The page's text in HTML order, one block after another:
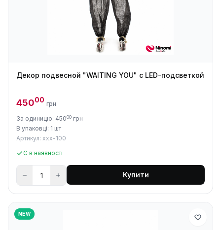
Декор подвесной "WAITING YOU" с LED-подсветкой
45000 грн
За одиницю: 45000 грн
В упаковці: 1 шт
Артикул: xxx-100
Є в наявності
Купити
NEW